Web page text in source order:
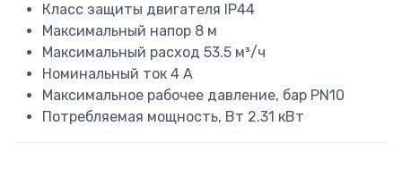
Класс защиты двигателя IP44
Максимальный напор 8 м
Максимальный расход 53.5 м³/ч
Номинальный ток 4 A
Максимальное рабочее давление, бар PN10
Потребляемая мощность, Вт 2.31 кВт